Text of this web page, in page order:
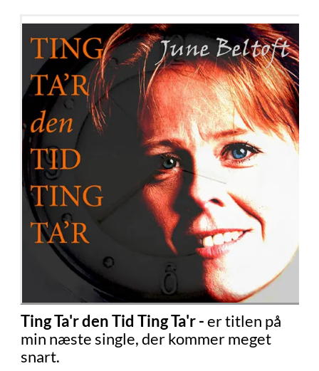
Ting Ta'r den Tid Ting Ta'r -er titlen på
min næste single, der kommer meget
snart.